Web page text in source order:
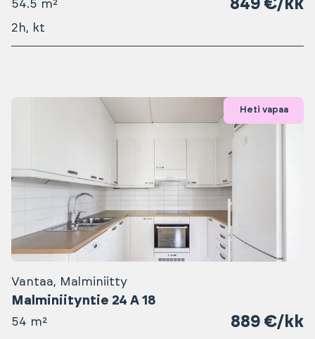
54.5 m² 849 €/kk
2h, kt
Heti vapaa
Vantaa, Malminiitty
Malminiityntie 24 A 18
54 m² 889 €/kk